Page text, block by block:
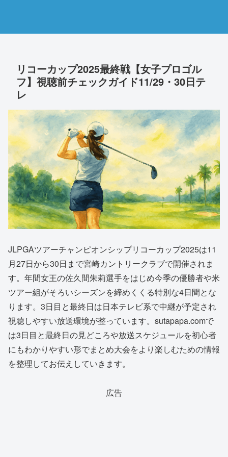
リコーカップ2025最終戦【女子プロゴル
フ】視聴前チェックガイド11/29・30日テ
レ
JLPGAツアーチャンピオンシップリコーカップ2025は11
月27日から30日まで宮崎カントリークラブで開催されま
す。年間女王の佐久間朱莉選手をはじめ今季の優勝者や米
ツアー組がそろいシーズンを締めくくる特別な4日間とな
ります。3日目と最終日は日本テレビ系で中継が予定され
視聴しやすい放送環境が整っています。sutapapa.comで
は3日目と最終日の見どころや放送スケジュールを初心者
にもわかりやすい形でまとめ大会をより楽しむための情報
を整理してお伝えしていきます。
広告